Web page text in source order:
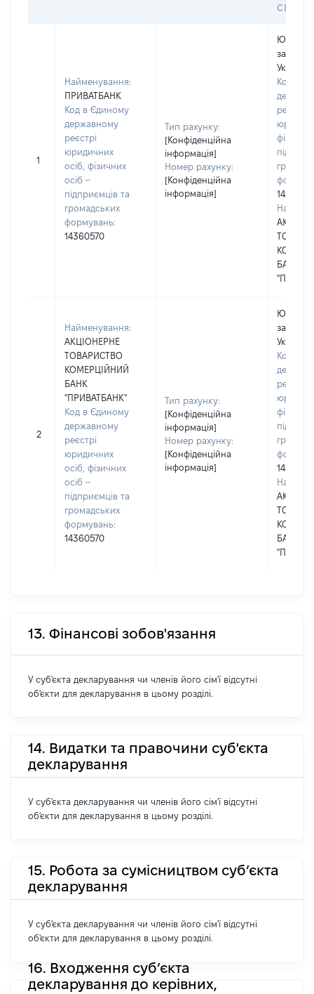
СЕЙФУ
1
Найменування:
ПРИВАТБАНК
Код в Єдиному
державному
реєстрі
юридичних
осіб, фізичних
осіб –
підприємців та
громадських
формувань:
14360570
Тип рахунку:
[Конфіденційна
інформація]
Номер рахунку:
[Конфіденційна
інформація]
Україні
Код в
реєстрі
БАНК
2
Найменування:
АКЦІОНЕРНЕ
ТОВАРИСТВО
КОМЕРЦІЙНИЙ
БАНК
"ПРИВАТБАНК"
Код в Єдиному
державному
реєстрі
юридичних
осіб, фізичних
осіб –
підприємців та
громадських
формувань:
14360570
Тип рахунку:
[Конфіденційна
інформація]
Номер рахунку:
[Конфіденційна
інформація]
Україні
Код в
реєстрі
БАНК
13. Фінансові зобов'язання
У суб'єкта декларування чи членів його сім'ї відсутні
об'єкти для декларування в цьому розділі.
14. Видатки та правочини суб'єкта
декларування
У суб'єкта декларування чи членів його сім'ї відсутні
об'єкти для декларування в цьому розділі.
15. Робота за сумісництвом суб’єкта
декларування
У суб'єкта декларування чи членів його сім'ї відсутні
об'єкти для декларування в цьому розділі.
16. Входження суб’єкта
декларування до керівних,